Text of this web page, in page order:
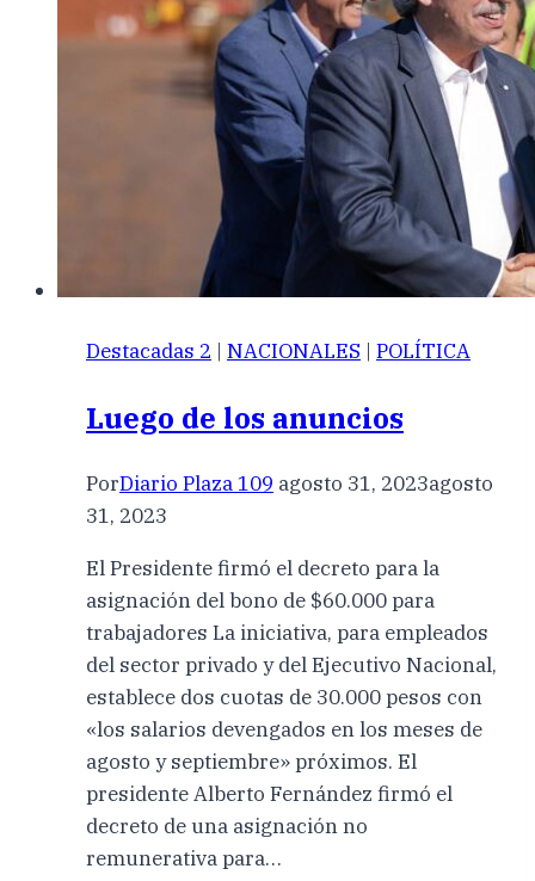
Destacadas 2 | NACIONALES | POLÍTICA
Luego de los anuncios
PorDiario Plaza 109 agosto 31, 2023agosto
31, 2023
El Presidente firmó el decreto para la
asignación del bono de $60.000 para
trabajadores La iniciativa, para empleados
del sector privado y del Ejecutivo Nacional,
establece dos cuotas de 30.000 pesos con
«los salarios devengados en los meses de
agosto y septiembre» próximos. El
presidente Alberto Fernández firmó el
decreto de una asignación no
remunerativa para…